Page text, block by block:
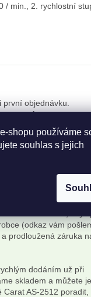
shopu používáme
souhlas s jejich
/ min., 2. rychlostní
první objednávku.
zdarma.
tak mít objednané
(odkaz vám
prodloužená záruka
dodáním už při
skladem a můžete
AS-2512 poradit,